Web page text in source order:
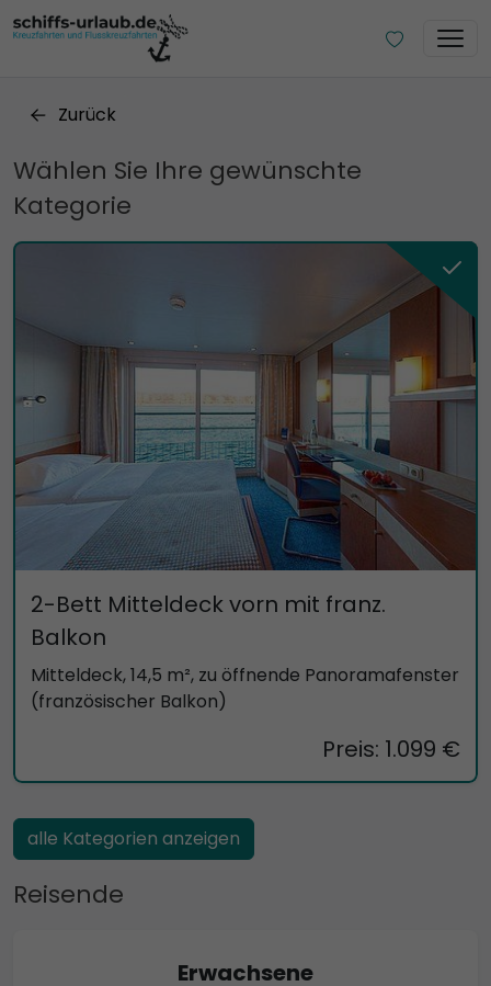
Zurück
Wählen Sie Ihre gewünschte
Kategorie
2-Bett Mitteldeck vorn mit franz.
Balkon
Mitteldeck, 14,5 m², zu öffnende Panoramafenster
(französischer Balkon)
Preis: 1.099 €
alle Kategorien anzeigen
Reisende
Erwachsene